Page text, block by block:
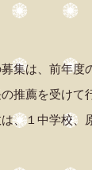
集は、前年度
推薦を受けて
、１中学校、